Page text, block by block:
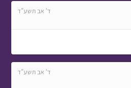
ד' אב תשע"ד
ד' אב תשע"ד